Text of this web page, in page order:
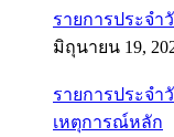
รายการประจำ
มิถุนายน 19,
รายการประจำ
เหตุการณ์หลัก